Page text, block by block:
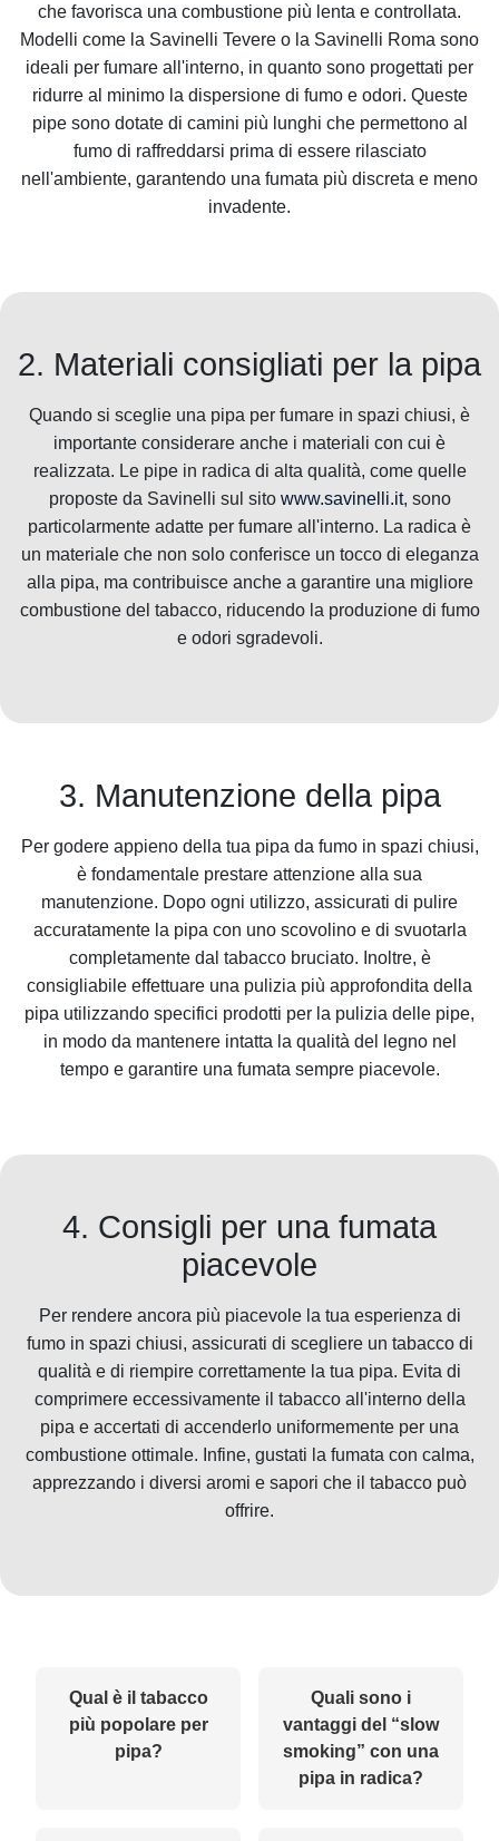
che favorisca una combustione più lenta e controllata.
Modelli come la Savinelli Tevere o la Savinelli Roma sono
ideali per fumare all'interno, in quanto sono progettati per
ridurre al minimo la dispersione di fumo e odori. Queste
pipe sono dotate di camini più lunghi che permettono al
fumo di raffreddarsi prima di essere rilasciato
nell'ambiente, garantendo una fumata più discreta e meno
invadente.
2. Materiali consigliati per la pipa
Quando si sceglie una pipa per fumare in spazi chiusi, è
importante considerare anche i materiali con cui è
realizzata. Le pipe in radica di alta qualità, come quelle
proposte da Savinelli sul sito www.savinelli.it, sono
particolarmente adatte per fumare all'interno. La radica è
un materiale che non solo conferisce un tocco di eleganza
alla pipa, ma contribuisce anche a garantire una migliore
combustione del tabacco, riducendo la produzione di fumo
e odori sgradevoli.
3. Manutenzione della pipa
Per godere appieno della tua pipa da fumo in spazi chiusi,
è fondamentale prestare attenzione alla sua
manutenzione. Dopo ogni utilizzo, assicurati di pulire
accuratamente la pipa con uno scovolino e di svuotarla
completamente dal tabacco bruciato. Inoltre, è
consigliabile effettuare una pulizia più approfondita della
pipa utilizzando specifici prodotti per la pulizia delle pipe,
in modo da mantenere intatta la qualità del legno nel
tempo e garantire una fumata sempre piacevole.
4. Consigli per una fumata
piacevole
Per rendere ancora più piacevole la tua esperienza di
fumo in spazi chiusi, assicurati di scegliere un tabacco di
qualità e di riempire correttamente la tua pipa. Evita di
comprimere eccessivamente il tabacco all'interno della
pipa e accertati di accenderlo uniformemente per una
combustione ottimale. Infine, gustati la fumata con calma,
apprezzando i diversi aromi e sapori che il tabacco può
offrire.
Qual è il tabacco
più popolare per
pipa?
Quali sono i
vantaggi del “slow
smoking” con una
pipa in radica?